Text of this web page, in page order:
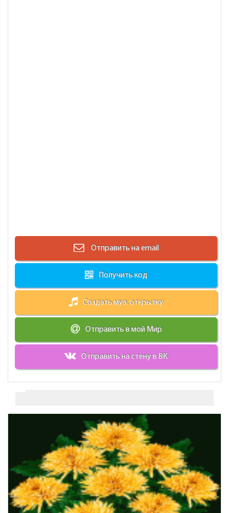
Отправить на email
Получить код
Создать муз. открытку
Отправить в мой Мир
Отправить на стену в ВК